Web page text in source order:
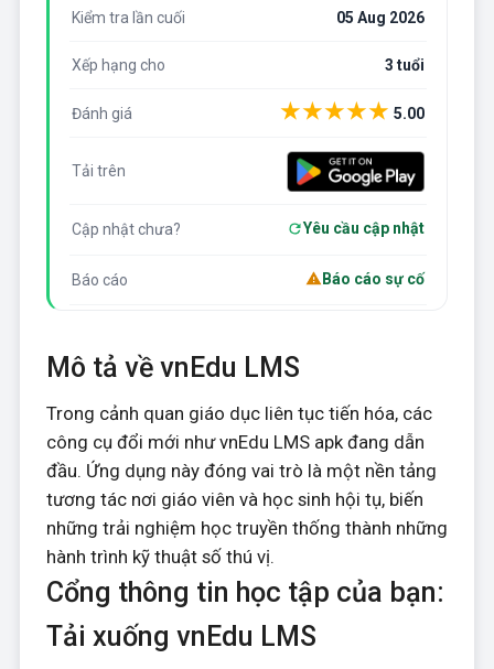
Kiểm tra lần cuối 05 Aug 2026
Xếp hạng cho 3 tuổi
Đánh giá ★★★★★ 5.00
Tải trên
Cập nhật chưa? Yêu cầu cập nhật
Báo cáo Báo cáo sự cố
Mô tả về vnEdu LMS
Trong cảnh quan giáo dục liên tục tiến hóa, các
công cụ đổi mới như vnEdu LMS apk đang dẫn
đầu. Ứng dụng này đóng vai trò là một nền tảng
tương tác nơi giáo viên và học sinh hội tụ, biến
những trải nghiệm học truyền thống thành những
hành trình kỹ thuật số thú vị.
Cổng thông tin học tập của bạn:
Tải xuống vnEdu LMS